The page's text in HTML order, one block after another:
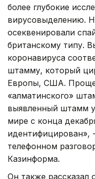
более глубокие
вирусовыделению.
осеквенировали
британскому типу.
коронавируса
штамму, который
Европы, США. Проще
«алматинского»
выявленный штамм
мире с конца
идентифицирован»,
телефонном
Казинформа.
Он также рассказал